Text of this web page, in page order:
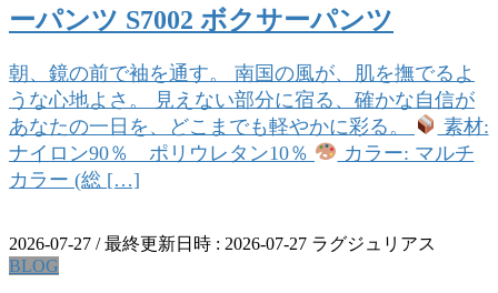
ーパンツ S7002 ボクサーパンツ
朝、鏡の前で袖を通す。 南国の風が、肌を撫でるよ
うな心地よさ。 見えない部分に宿る、確かな自信が
あなたの一日を、どこまでも軽やかに彩る。
素材:
ナイロン90％ ポリウレタン10％
カラー: マルチ
カラー (総 […]
2026-07-27 / 最終更新日時 : 2026-07-27 ラグジュリアス
BLOG